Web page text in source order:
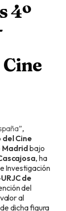
4º
,
Cine
Madridbajo
, ha
Investigación
de
del
al
dicha figura